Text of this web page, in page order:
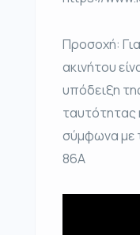
Προσοχή:
ακινήτου
υπόδειξη
ταυτότητας
σύμφωνα με
86Α